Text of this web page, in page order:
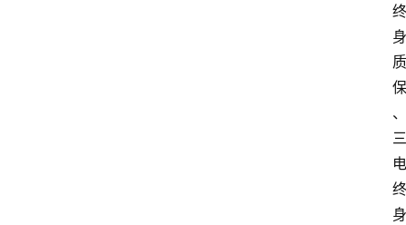
终
身
质
保
、
三
电
终
身